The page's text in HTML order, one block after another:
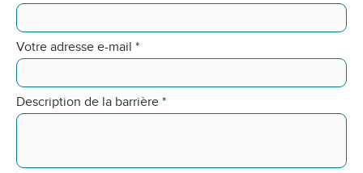
Votre adresse e-mail *
Description de la barrière *